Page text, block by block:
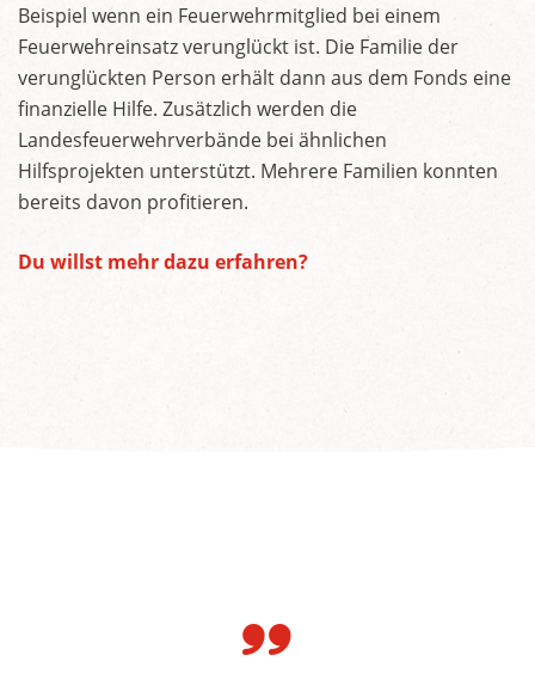
Beispiel wenn ein Feuerwehrmitglied bei einem
Feuerwehreinsatz verunglückt ist. Die Familie der
verunglückten Person erhält dann aus dem Fonds eine
finanzielle Hilfe. Zusätzlich werden die
Landesfeuerwehrverbände bei ähnlichen
Hilfsprojekten unterstützt. Mehrere Familien konnten
bereits davon profitieren.
Du willst mehr dazu erfahren?